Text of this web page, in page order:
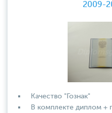
2009-
Качество "Гознак"
В комплекте диплом +